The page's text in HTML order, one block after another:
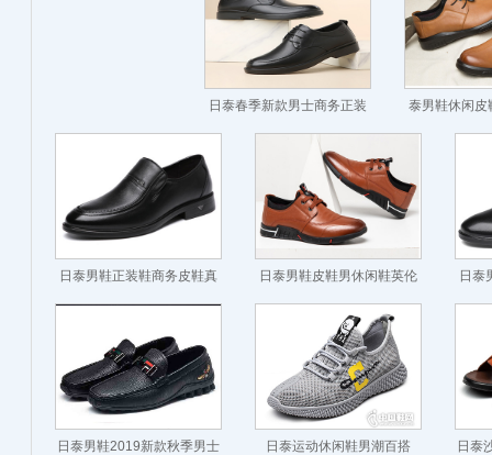
日泰春季新款男士商务正装
皮鞋男英伦牛皮休闲鞋子真
皮系带婚鞋男
泰男鞋休闲皮
真皮韩
日泰男鞋正装鞋商务皮鞋真
皮套脚中老年爸爸鞋
日泰男鞋皮鞋男休闲鞋英伦
真皮2020秋季新款
日泰
日泰男鞋2019新款秋季男士 日泰运动休闲鞋男潮百搭 日泰